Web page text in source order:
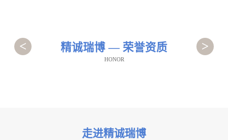
精诚瑞博 — 荣誉资质
HONOR
< >
走进精诚瑞博